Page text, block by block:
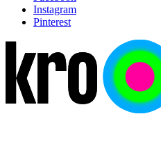
Instagram
Pinterest